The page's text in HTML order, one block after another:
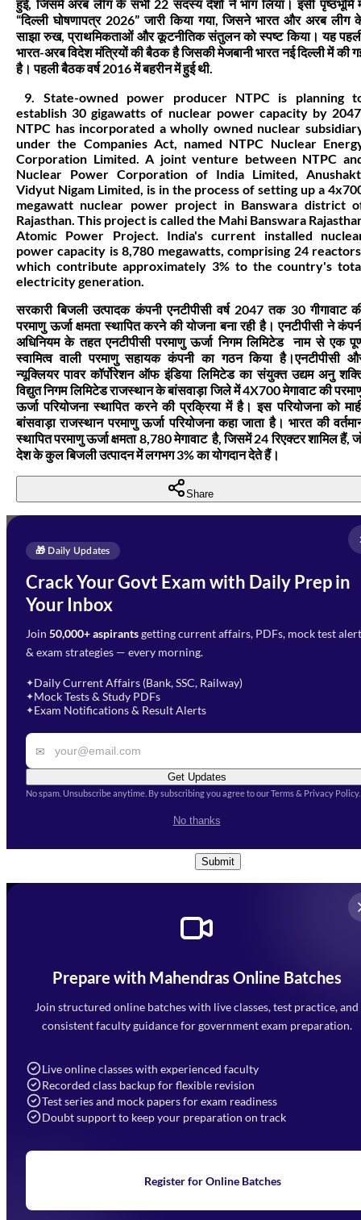
हुई, जिसमें अरब लीग के सभी 22 सदस्य देशों ने भाग लिया। इसी पृष्ठभूमि
“दिल्ली घोषणापत्र 2026” जारी किया गया, जिसने भारत और अरब लीग
साझा रुख, प्राथमिकताओं और कूटनीतिक संतुलन को स्पष्ट किया। यह
भारत-अरब विदेश मंत्रियों की बैठक है जिसकी मेजबानी भारत नई दिल्ली में की
है। पहली बैठक वर्ष 2016 में बहरीन में हुई थी.
9. State-owned power producer NTPC is planning
establish 30 gigawatts of nuclear power capacity by
NTPC has incorporated a wholly owned nuclear
under the Companies Act, named NTPC Nuclear
Corporation Limited. A joint venture between NTPC
Nuclear Power Corporation of India Limited,
Vidyut Nigam Limited, is in the process of setting up a
megawatt nuclear power project in Banswara district
Rajasthan. This project is called the Mahi Banswara
Atomic Power Project. India's current installed
power capacity is 8,780 megawatts, comprising 24
which contribute approximately 3% to the country's
electricity generation.
सरकारी बिजली उत्पादक कंपनी एनटीपीसी वर्ष 2047 तक 30 गीगावाट
परमाणु ऊर्जा क्षमता स्थापित करने की योजना बना रही है। एनटीपीसी ने
अधिनियम के तहत एनटीपीसी परमाणु ऊर्जा निगम लिमिटेड नाम से एक
स्वामित्व वाली परमाणु सहायक कंपनी का गठन किया है।एनटीपीसी
न्यूक्लियर पावर कॉर्पोरेशन ऑफ इंडिया लिमिटेड का संयुक्त उद्यम अनु
विद्युत निगम लिमिटेड राजस्थान के बांसवाड़ा जिले में 4X700 मेगावाट की
ऊर्जा परियोजना स्थापित करने की प्रक्रिया में है। इस परियोजना को
बांसवाड़ा राजस्थान परमाणु ऊर्जा परियोजना कहा जाता है। भारत की
स्थापित परमाणु ऊर्जा क्षमता 8,780 मेगावाट है, जिसमें 24 रिएक्टर शामिल हैं,
देश के कुल बिजली उत्पादन में लगभग 3% का योगदान देते हैं।
Share
🎁 Daily Updates
Crack Your Govt Exam with Daily Prep in
Your Inbox
Join 50,000+ aspirantsgetting current affairs, PDFs, mock test
& exam strategies — every morning.
✦Daily Current Affairs (Bank, SSC, Railway)
✦Mock Tests & Study PDFs
✦Exam Notifications & Result Alerts
✉
Get Updates
No spam. Unsubscribe anytime. By subscribing you agree to our Terms & Privacy Policy.
No thanks
Enquire Now
Need Help with Your
Preparation?
Fill out the form and our team
will get in touch with you
Select Branch*
Select Course
Remark
Conditions
Submit
Prepare with Mahendras Online Batches
Join structured online batches with live classes, test practice, and
consistent faculty guidance for government exam preparation.
Live online classes with experienced faculty
Recorded class backup for flexible revision
Test series and mock papers for exam readiness
Doubt support to keep your preparation on track
Register for Online Batches
Mahendra Arcade, CP-9, Vijayant Khand, Gomti Nagar,
Faizabad Road, Lucknow - 226010
7052477777
Navigation
Home
Blogs
Upcoming Exams